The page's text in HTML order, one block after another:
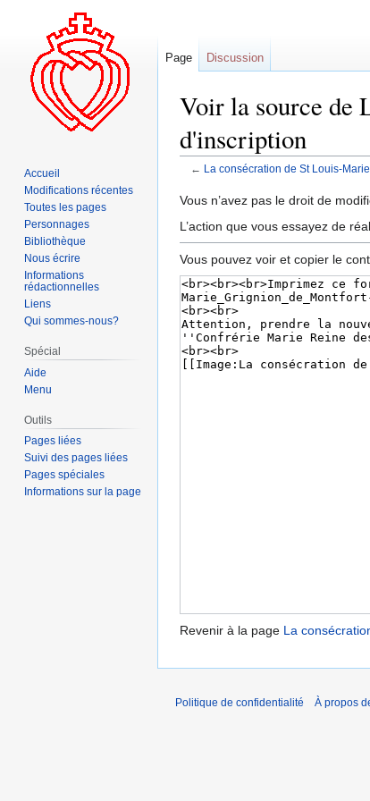
Voir la source de
d'inscription
← La consécration de St Louis-
Aller
à
navigation
Aller
à
recherche
Vous n’avez pas le droit de
L’action que vous essayez de
Vous pouvez voir et copier le
Revenir à la page La
Page Discussion
Accueil
Modifications récentes
Toutes les pages
Personnages
Bibliothèque
Nous écrire
Informations
rédactionnelles
Liens
Qui sommes-nous?
Spécial
Aide
Menu
Outils
Pages liées
Suivi des pages liées
Pages spéciales
Informations sur la page
Politique de confidentialité À propos